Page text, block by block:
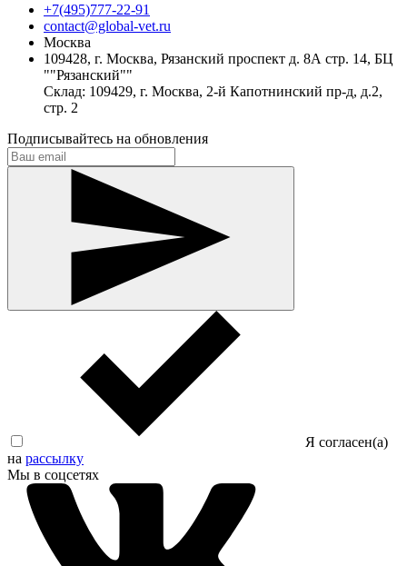
+7(495)777-22-91
contact@global-vet.ru
Москва
109428, г. Москва, Рязанский проспект д. 8А стр. 14, БЦ
""Рязанский""
Склад: 109429, г. Москва, 2-й Капотнинский пр-д, д.2,
стр. 2
Подписывайтесь на обновления
Я согласен(а)
на рассылку
Мы в соцсетях